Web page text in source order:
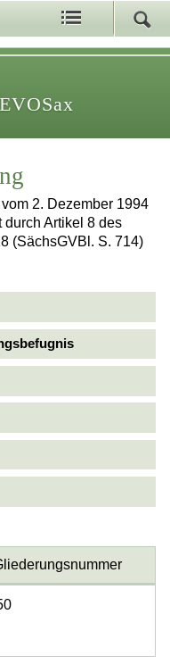
2. Dezember 1994
durch Artikel 8 des
(SächsGVBl. S. 714)